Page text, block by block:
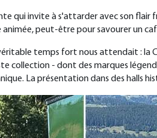
qui invite à s'attarder avec son flair
animée, peut-être pour savourer un
temps fort nous attendait : la
collection - dont des marques
La présentation dans des halls